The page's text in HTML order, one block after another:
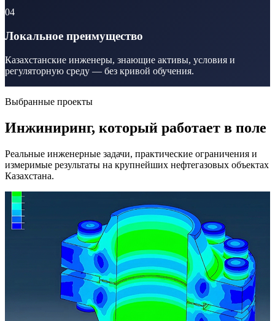
04
Локальное преимущество
Казахстанские инженеры, знающие активы, условия и
регуляторную среду — без кривой обучения.
Выбранные проекты
Инжиниринг, который работает в поле
Реальные инженерные задачи, практические ограничения и
измеримые результаты на крупнейших нефтегазовых объектах
Казахстана.